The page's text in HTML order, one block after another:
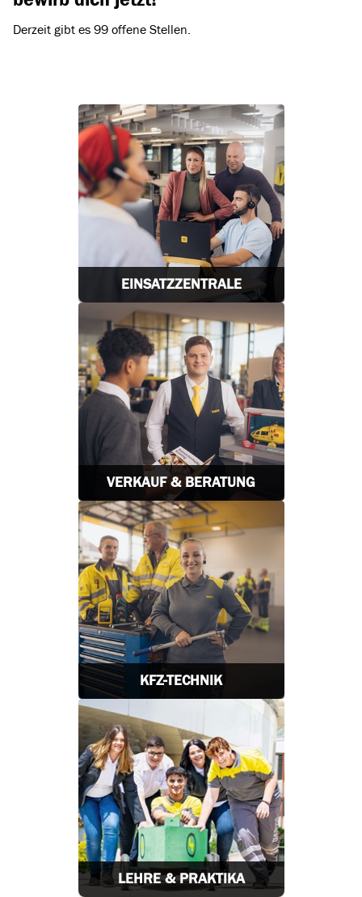
Derzeit gibt es 99 offene Stellen.
EINSATZZENTRALE
VERKAUF & BERATUNG
KFZ-TECHNIK
LEHRE & PRAKTIKA